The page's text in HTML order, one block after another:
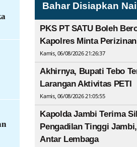
Bahar Disiapkan
PKS PT SATU Boleh
Kapolres Minta
Kamis, 06/08/2026 21:26:37
Akhirnya, Bupati Tebo
Larangan Aktivitas PETI
Kamis, 06/08/2026 21:05:55
Kapolda Jambi Terima
Pengadilan Tinggi
Antar Lembaga